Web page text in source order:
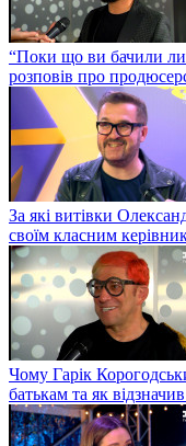
“Поки що ви бачили
розповів про
За які витівки
своїм класним
Чому Гарік
батькам та як